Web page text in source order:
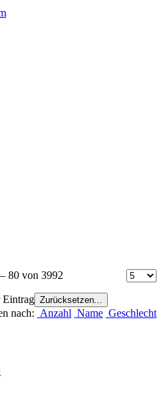
80 von 3992
Eintrag
nach: Anzahl Name Geschlecht
Zurücksetzen...